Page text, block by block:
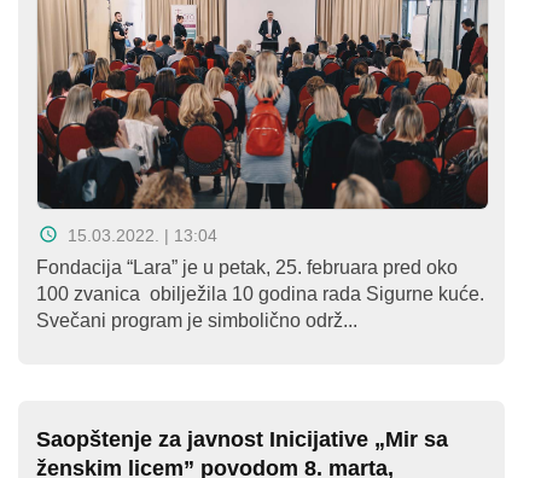
15.03.2022. | 13:04
Fondacija “Lara” je u petak, 25. februara pred oko
100 zvanica obilježila 10 godina rada Sigurne kuće.
Svečani program je simbolično održ...
Saopštenje za javnost Inicijative „Mir sa
ženskim licem” povodom 8. marta,